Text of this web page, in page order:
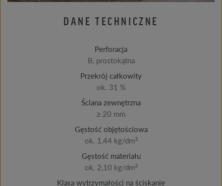
DANE TECHNICZNE
Perforacja
B, prostokątna
Przekrój całkowity
ok. 31 %
Ściana zewnętrzna
≥ 20 mm
Gęstość objętościowa
ok. 1,44 kg/dm3
Gęstość materiału
ok. 2,10 kg/dm3
Klasa wytrzymałości na ściskanie